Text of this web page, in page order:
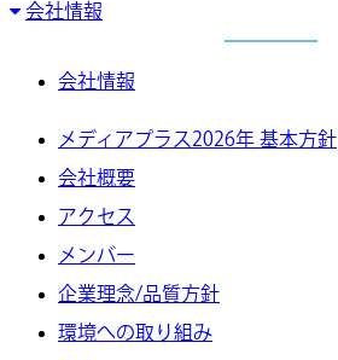
会社情報
会社情報
メディアプラス2026年 基本方針
会社概要
アクセス
メンバー
企業理念/品質方針
環境への取り組み